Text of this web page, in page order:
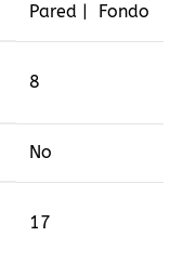
Pared | Fondo
8
No
17